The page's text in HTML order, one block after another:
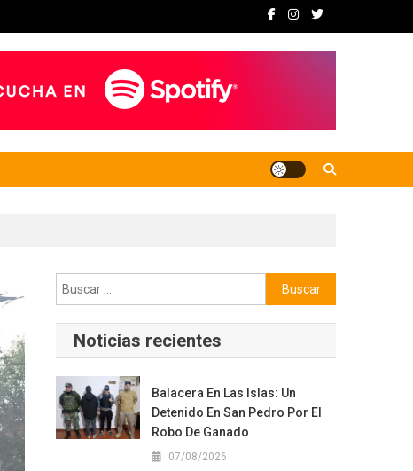
Buscar:
Noticias recientes
Balacera En Las Islas: Un
Detenido En San Pedro Por El
Robo De Ganado
07/08/2026